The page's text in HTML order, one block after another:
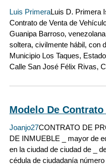
Luis PrimeraLuis D. Primera
Contrato de Venta de
Guanipa Barroso,
soltera, civilmente hábil, con
Municipio Los Taques,
Calle San José Félix Rivas,
Modelo De
Joanjo27CONTRATO DE
DE INMUEBLE _ mayor de
en la ciudad de ciudad de _
cédula de ciudadanía